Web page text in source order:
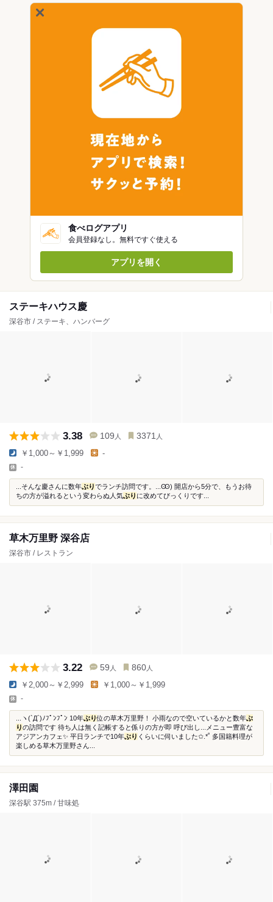
食べログアプリ
会員登録なし。無料ですぐ使える
アプリを開く
ステーキハウス慶
深谷市 / ステーキ、ハンバーグ
3.38 109 人 3371 人
￥1,000～￥1,999 -
-
...そんな慶さんに数年ぶりでランチ訪問です。...Ꙭ) 開店から5分で、もうお待
ちの方が溢れるという変わらぬ人気ぶり に改めてびっくりです...
草木万里野 深谷店
深谷市 / レストラン
3.22 59 人 860 人
￥2,000～￥2,999 ￥1,000～￥1,999
-
...ヽ(`Д´)ﾉﾌﾟﾝﾌﾟﾝ 10年ぶり位の草木万里野！ 小雨なので空いているかと数年ぶ
りの訪問です 待ち人は無く記帳すると係りの方が即 呼び出し...メニュー豊富な
アジアンカフェ✨ 平日ランチで10年ぶり くらいに伺いました✩.*˚ 多国籍料理が
楽しめる草木万里野さん...
澤田園
深谷駅 375m / 甘味処